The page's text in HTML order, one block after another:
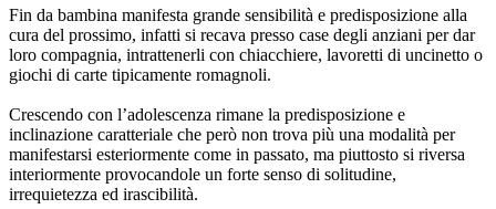
Fin da bambina manifesta grande sensibilità e predisposizione alla
cura del prossimo, infatti si recava presso case degli anziani per dar
loro compagnia, intrattenerli con chiacchiere, lavoretti di uncinetto o
giochi di carte tipicamente romagnoli.
Crescendo con l’adolescenza rimane la predisposizione e
inclinazione caratteriale che però non trova più una modalità per
manifestarsi esteriormente come in passato, ma piuttosto si riversa
interiormente provocandole un forte senso di solitudine,
irrequietezza ed irascibilità.